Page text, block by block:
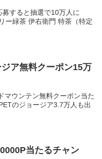
すると抽選で10万人に
ー緑茶 伊右衛門 特茶（特定
ア無料クーポン15万
マウンテン無料クーポン当た
のジョージア3.7万人も出
当たるチャン